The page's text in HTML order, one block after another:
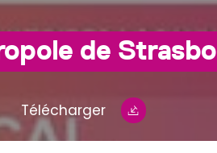
de
Télécharger